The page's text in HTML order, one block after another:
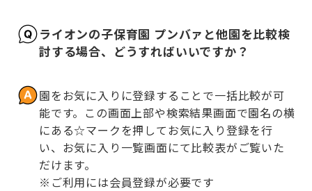
ライオンの子保育園 プンバァと他園を比較検
討する場合、どうすればいいですか？
園をお気に入りに登録することで一括比較が可
能です。この画面上部や検索結果画面で園名の横
にある☆マークを押してお気に入り登録を行
い、お気に入り一覧画面にて比較表がご覧いた
だけます。
※ご利用には会員登録が必要です